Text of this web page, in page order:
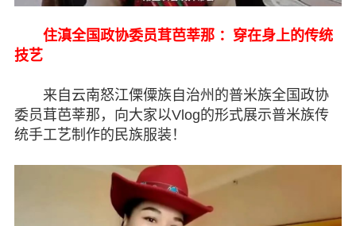
住滇全国政协委员茸芭莘那 ：穿在身上的传统
技艺
来自云南怒江傈僳族自治州的普米族全国政协
委员茸芭莘那，向大家以Vlog的形式展示普米族传
统手工艺制作的民族服装！